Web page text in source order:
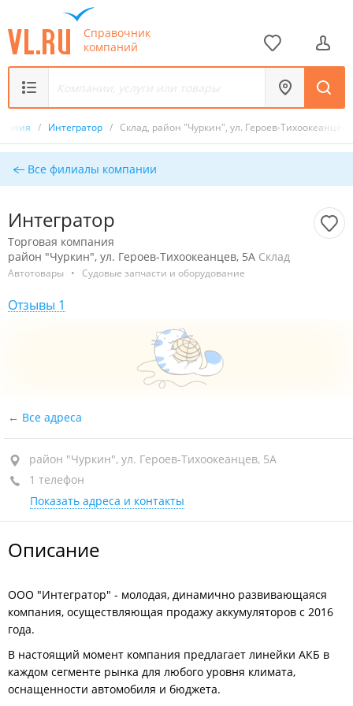
Справочник
компаний
/ Интегратор / Склад, район "Чуркин", ул. Героев-Тихоокеанцев,
Все филиалы компании
Интегратор
Торговая компания
район "Чуркин", ул. Героев-Тихоокеанцев, 5А Склад
Автотовары • Судовые запчасти и оборудование
Отзывы 1
Все адреса
район "Чуркин", ул. Героев-Тихоокеанцев, 5А
1 телефон
Показать адреса и контакты
Описание
ООО "Интегратор" - молодая, динамично развивающаяся
компания, осуществляющая продажу аккумуляторов с 2016
года.
В настоящий момент компания предлагает линейки АКБ в
каждом сегменте рынка для любого уровня климата,
оснащенности автомобиля и бюджета.